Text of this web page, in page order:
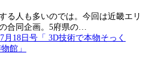
る人も多いのでは。今回は近畿エリ
合同企画。5府県の…